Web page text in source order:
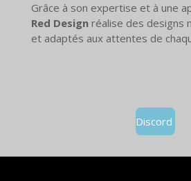
Grâce à son expertise et à une
Red Designréalise des designs
et adaptés aux attentes de
Discord